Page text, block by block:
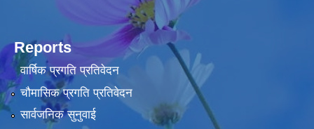
Reports
वार्षिक प्रगति प्रतिवेदन
चौमासिक प्रगति प्रतिवेदन
सार्वजनिक सुनुवाई